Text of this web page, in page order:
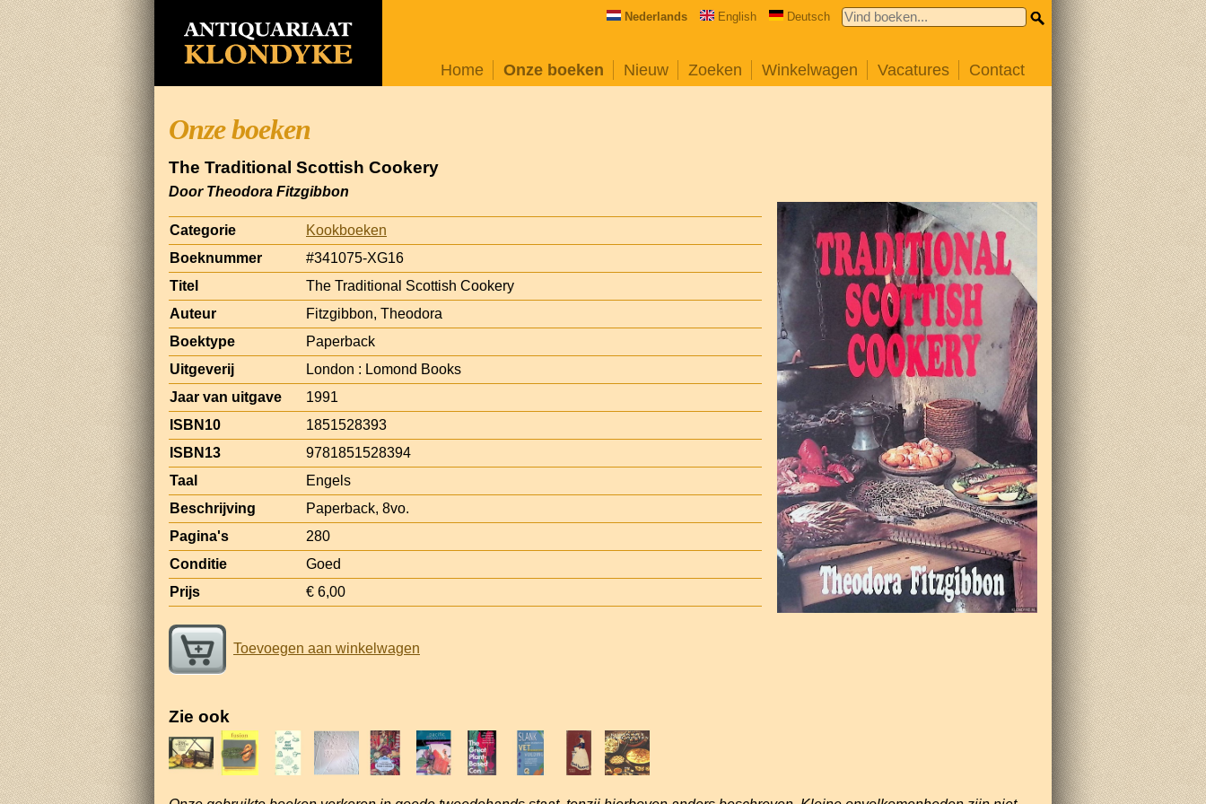
Nederlands English Deutsch
Home Onze boeken Nieuw Zoeken Winkelwagen Vacatures Contact
Onze boeken
The Traditional Scottish Cookery
Door Theodora Fitzgibbon
Categorie
Kookboeken
Boeknummer
#341075-XG16
Titel
The Traditional Scottish Cookery
Auteur
Fitzgibbon, Theodora
Boektype
Paperback
Uitgeverij
London : Lomond Books
Jaar van uitgave
1991
ISBN10
1851528393
ISBN13
9781851528394
Taal
Engels
Beschrijving
Paperback, 8vo.
Pagina's
280
Conditie
Goed
Prijs
€ 6,00
Toevoegen aan winkelwagen
Zie ook